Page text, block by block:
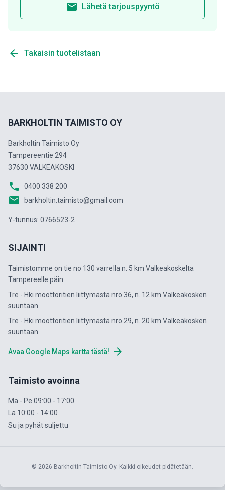
email Lähetä tarjouspyyntö
arrow_back Takaisin tuotelistaan
BARKHOLTIN TAIMISTO OY
Barkholtin Taimisto Oy
Tampereentie 294
37630 VALKEAKOSKI
phone 0400 338 200
email barkholtin.taimisto@gmail.com
Y-tunnus: 0766523-2
SIJAINTI
Taimistomme on tie no 130 varrella n. 5 km Valkeakoskelta
Tampereelle päin.
Tre - Hki moottoritien liittymästä nro 36, n. 12 km Valkeakosken
suuntaan.
Tre - Hki moottoritien liittymästä nro 29, n. 20 km Valkeakosken
suuntaan.
Avaa Google Maps kartta tästä! arrow_forward
Taimisto avoinna
Ma - Pe 09:00 - 17:00
La 10:00 - 14:00
Su ja pyhät suljettu
© 2026 Barkholtin Taimisto Oy. Kaikki oikeudet pidätetään.